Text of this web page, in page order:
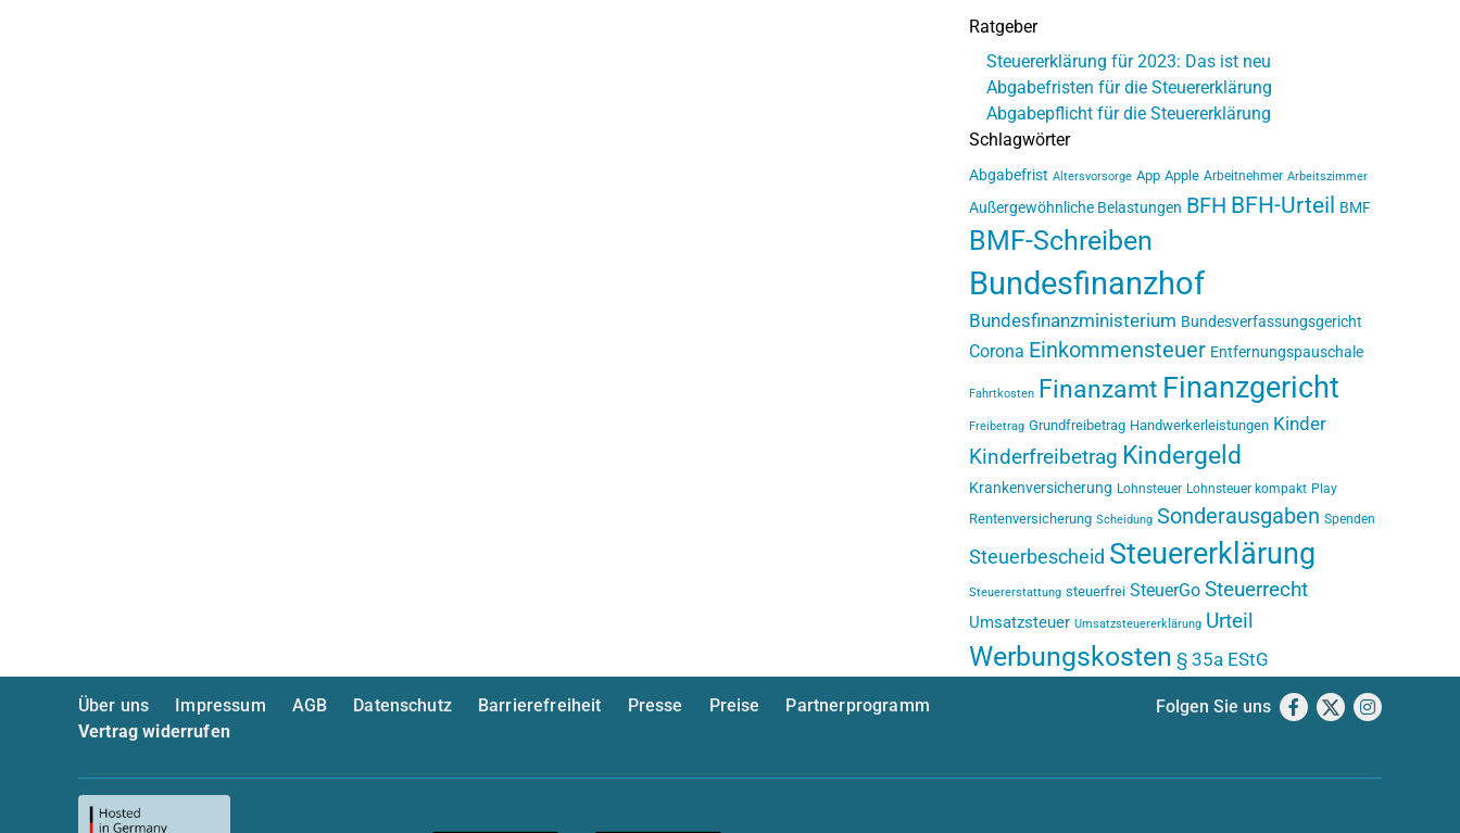
Ratgeber
Steuererklärung für 2023: Das ist neu
Abgabefristen für die Steuererklärung
Abgabepflicht für die Steuererklärung
Schlagwörter
Abgabefrist Altersvorsorge App Apple Arbeitnehmer Arbeitszimmer
Außergewöhnliche Belastungen BFH BFH-Urteil BMF
BMF-Schreiben
Bundesfinanzhof
Bundesfinanzministerium Bundesverfassungsgericht
Corona Einkommensteuer Entfernungspauschale
Fahrtkosten Finanzamt Finanzgericht
Freibetrag Grundfreibetrag Handwerkerleistungen Kinder
Kinderfreibetrag Kindergeld
Krankenversicherung Lohnsteuer Lohnsteuer kompakt Play
Rentenversicherung Scheidung Sonderausgaben Spenden
Steuerbescheid Steuererklärung
Steuererstattung steuerfrei SteuerGo Steuerrecht
Umsatzsteuer Umsatzsteuererklärung Urteil
Werbungskosten § 35a EStG
Über uns Impressum AGB Datenschutz Barrierefreiheit Presse Preise
Partnerprogramm
Vertrag widerrufen
Folgen Sie uns Facebook
X Instagram